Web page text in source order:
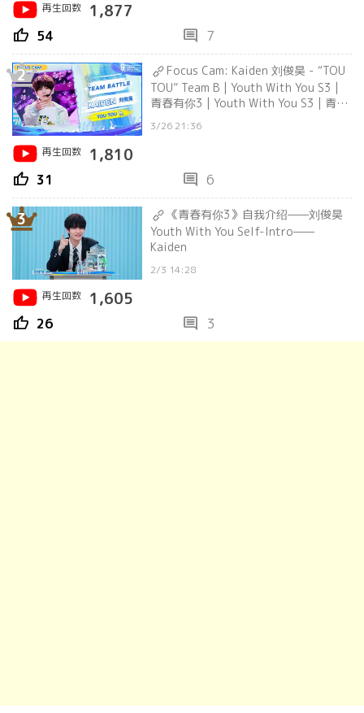
再生回数 1,877
thumb_up 54 comment 7
2
Focus Cam: Kaiden 刘俊昊 - “TOU
TOU” Team B | Youth With You S3 |
青春有你3 | Youth With You S3 | 青春
3/26 21:36
再生回数
1,810
thumb_up 31 comment 6
3
《青春有你3》自我介绍——刘俊昊
Youth With You Self-Intro——
Kaiden
2/3 14:28
再生回数
1,605
thumb_up 26 comment 3